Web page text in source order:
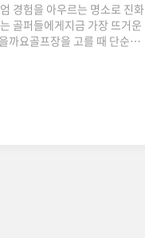
경험을 아우르는 명소로 진화
골퍼들에게지금 가장 뜨거운
까요골프장을 고를 때 단순히
,PGA·KLPGA 대회 개최 경
'더 CJ컵'이 열리는 곳으로,
이션..